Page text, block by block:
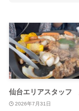
仙台エリアスタッフ
2026年7月31日